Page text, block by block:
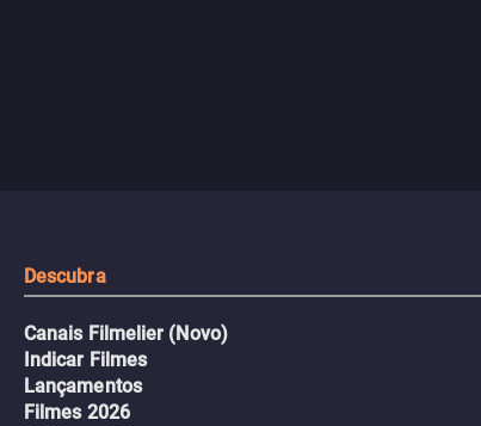
Descubra
Canais Filmelier (Novo)
Indicar Filmes
Lançamentos
Filmes 2026